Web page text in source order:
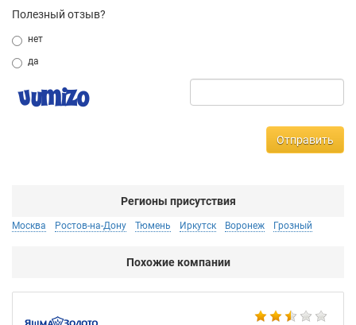
Полезный отзыв?
нет
да
Отправить
Регионы присутствия
Москва Ростов-на-Дону Тюмень Иркутск Воронеж Грозный
Похожие компании